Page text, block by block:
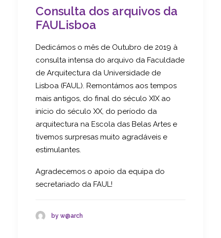
Consulta dos arquivos da
FAULisboa
Dedicámos o mês de Outubro de 2019 à
consulta intensa do arquivo da Faculdade
de Arquitectura da Universidade de
Lisboa (FAUL). Remontámos aos tempos
mais antigos, do final do século XIX ao
início do século XX, do período da
arquitectura na Escola das Belas Artes e
tivemos surpresas muito agradáveis e
estimulantes.
Agradecemos o apoio da equipa do
secretariado da FAUL!
by w@arch